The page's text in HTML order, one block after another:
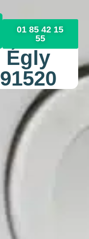
01 85 42 15
55
Égly
91520